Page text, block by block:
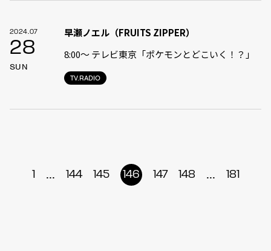
2024.07
28
SUN
TV.RADIO
早瀬ノエル（FRUITS ZIPPER）
8:00〜 テレビ東京「ポケモンとどこいく！？」
1 ... 144 145 146 147 148 ... 181